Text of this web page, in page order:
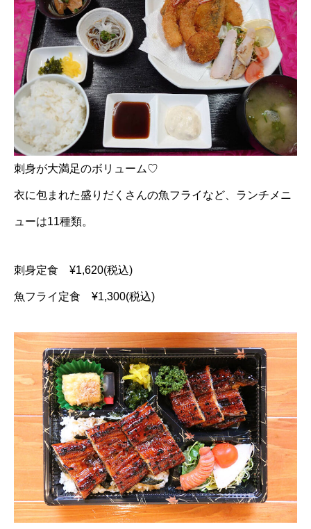
刺身が大満足のボリューム♡
衣に包まれた盛りだくさんの魚フライなど、ランチメニ
ューは11種類。
刺身定食 ¥1,620(税込)
魚フライ定食 ¥1,300(税込)